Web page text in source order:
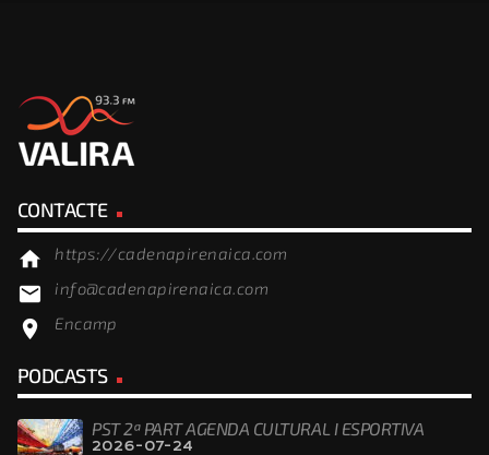
CONTACTE
home https://cadenapirenaica.com
email info@cadenapirenaica.com
location_on Encamp
PODCASTS
PST 2ª PART AGENDA CULTURAL I ESPORTIVA
2026-07-24